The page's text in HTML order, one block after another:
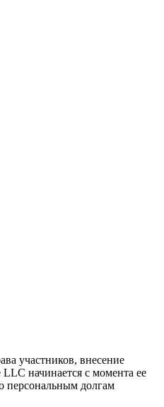
участников, внесение
начинается с момента ее
персональным долгам